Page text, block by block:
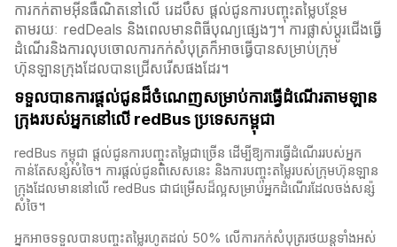
ការកក់តាមអ៊ីនធឺណិតនៅលើ រេដបឹស ផ្តល់ជូនការបញ្ចុះតម្លៃបន្ថែម
តាមរយៈ redDeals និងពេលមានពិធីបុណ្យផ្សេងៗ។ ការផ្លាស់ប្ដូរជើងធ្វើ
ដំណើរនិងការលុបចោលការកក់សំបុត្រក៏អាចធ្វើបានសម្រាប់ក្រុម
ហ៊ុនឡានក្រុងដែលបានជ្រើសរើសផងដែរ។
ទទួលបានការផ្តល់ជូនដ៏ចំណេញសម្រាប់ការធ្វើដំណើរតាមឡាន
ក្រុងរបស់អ្នកនៅលើ redBus ប្រទេសកម្ពុជា
redBus កម្ពុជា​ ផ្តល់ជូនការបញ្ចុះតម្លៃជាច្រើន ដើម្បីឱ្យការធ្វើដំណើររបស់អ្នក
កាន់តែសន្សំសំចៃ។ ការផ្តល់ជូនពិសេសនេះ និងការបញ្ចុះតម្លៃរបស់ក្រុមហ៊ុនឡាន
ក្រុងដែលមាននៅលើ redBus​ ជាជម្រើសដ៏ល្អសម្រាប់អ្នកដំណើរដែលចង់សន្ស៉
សំចៃ។
អ្នកអាចទទួលបានបញ្ចុះតម្លៃរហូតដល់ 50% លើការកក់សំបុត្ររថយន្តទាំងអស់